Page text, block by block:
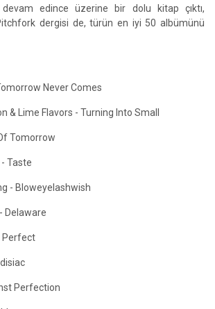
edince üzerine bir dolu kitap çıktı,
dergisi de, türün en iyi 50 albümünü
Never Comes
& Lime Flavors - Turning Into Small
Tomorrow
Taste
- Bloweyelashwish
Delaware
Perfect
Perfection